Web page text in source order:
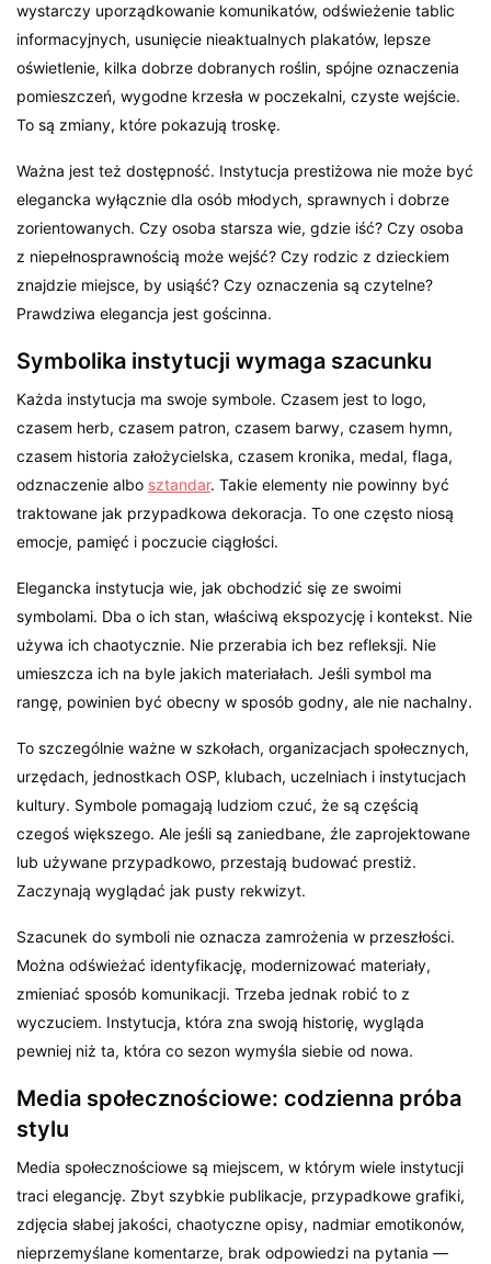
wystarczy uporządkowanie komunikatów, odświeżenie tablic
informacyjnych, usunięcie nieaktualnych plakatów, lepsze
oświetlenie, kilka dobrze dobranych roślin, spójne oznaczenia
pomieszczeń, wygodne krzesła w poczekalni, czyste wejście.
To są zmiany, które pokazują troskę.
Ważna jest też dostępność. Instytucja prestiżowa nie może być
elegancka wyłącznie dla osób młodych, sprawnych i dobrze
zorientowanych. Czy osoba starsza wie, gdzie iść? Czy osoba
z niepełnosprawnością może wejść? Czy rodzic z dzieckiem
znajdzie miejsce, by usiąść? Czy oznaczenia są czytelne?
Prawdziwa elegancja jest gościnna.
Symbolika instytucji wymaga szacunku
Każda instytucja ma swoje symbole. Czasem jest to logo,
czasem herb, czasem patron, czasem barwy, czasem hymn,
czasem historia założycielska, czasem kronika, medal, flaga,
odznaczenie albo sztandar. Takie elementy nie powinny być
traktowane jak przypadkowa dekoracja. To one często niosą
emocje, pamięć i poczucie ciągłości.
Elegancka instytucja wie, jak obchodzić się ze swoimi
symbolami. Dba o ich stan, właściwą ekspozycję i kontekst. Nie
używa ich chaotycznie. Nie przerabia ich bez refleksji. Nie
umieszcza ich na byle jakich materiałach. Jeśli symbol ma
rangę, powinien być obecny w sposób godny, ale nie nachalny.
To szczególnie ważne w szkołach, organizacjach społecznych,
urzędach, jednostkach OSP, klubach, uczelniach i instytucjach
kultury. Symbole pomagają ludziom czuć, że są częścią
czegoś większego. Ale jeśli są zaniedbane, źle zaprojektowane
lub używane przypadkowo, przestają budować prestiż.
Zaczynają wyglądać jak pusty rekwizyt.
Szacunek do symboli nie oznacza zamrożenia w przeszłości.
Można odświeżać identyfikację, modernizować materiały,
zmieniać sposób komunikacji. Trzeba jednak robić to z
wyczuciem. Instytucja, która zna swoją historię, wygląda
pewniej niż ta, która co sezon wymyśla siebie od nowa.
Media społecznościowe: codzienna próba
stylu
Media społecznościowe są miejscem, w którym wiele instytucji
traci elegancję. Zbyt szybkie publikacje, przypadkowe grafiki,
zdjęcia słabej jakości, chaotyczne opisy, nadmiar emotikonów,
nieprzemyślane komentarze, brak odpowiedzi na pytania —